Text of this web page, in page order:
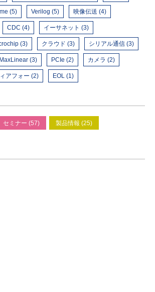
(5) Verilog (5) 映像伝送 (4)
CDC (4) イーサネット (3)
(3) クラウド (3) シリアル通信 (3)
MaxLinear (3) PCIe (2) カメラ (2)
アフォー (2) EOL (1)
セミナー (57) 製品情報 (25)